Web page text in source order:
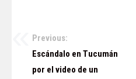
Navegación
Previous:
Escándalo en Tucumán
por el video de un